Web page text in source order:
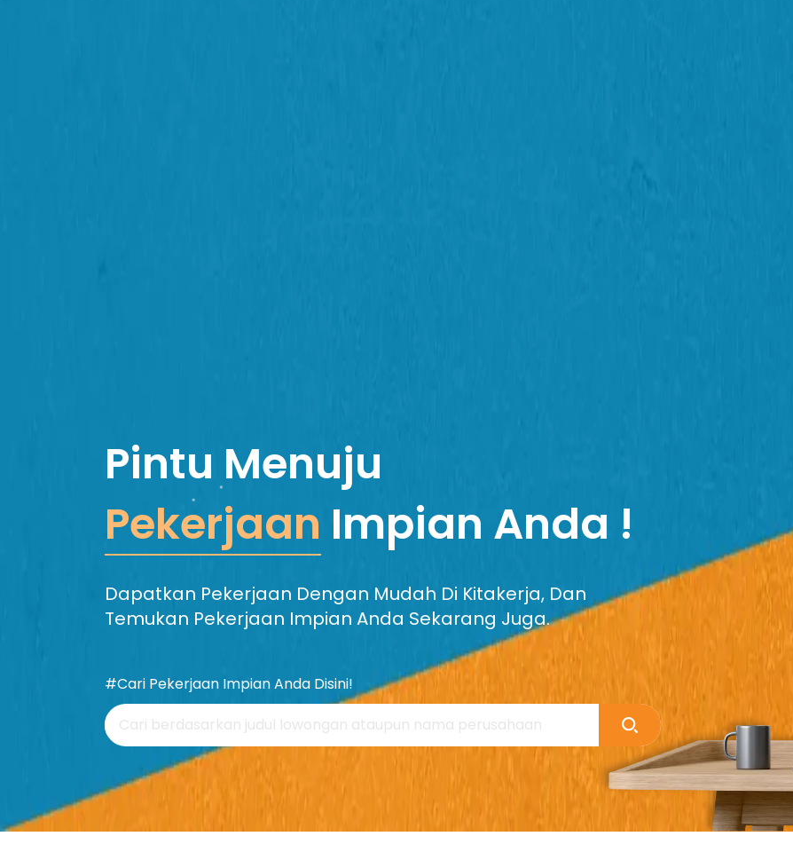
Pintu Menuju
Pekerjaan Impian Anda !
Dapatkan Pekerjaan Dengan Mudah Di Kitakerja, Dan
Temukan Pekerjaan Impian Anda Sekarang Juga.
#Cari Pekerjaan Impian Anda Disini!